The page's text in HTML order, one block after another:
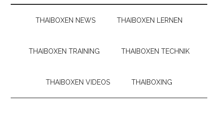
THAIBOXEN NEWS THAIBOXEN LERNEN
THAIBOXEN TRAINING THAIBOXEN TECHNIK
THAIBOXEN VIDEOS THAIBOXING